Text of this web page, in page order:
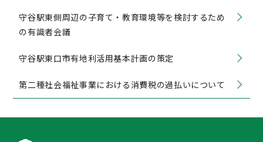
守谷駅東側周辺の子育て・教育環境等を検討するため
の有識者会議
守谷駅東口市有地利活用基本計画の策定
第二種社会福祉事業における消費税の過払いについて